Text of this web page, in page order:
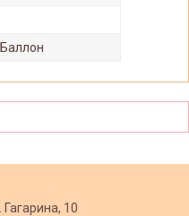
Гагарина, 10